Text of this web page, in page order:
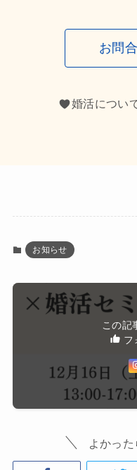
お問
婚活につい
お知らせ
この記
フ
よかった